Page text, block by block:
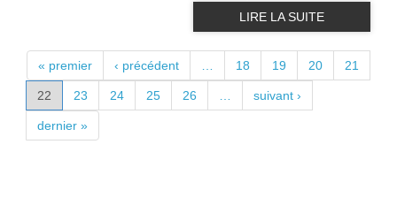
LIRE LA SUITE
PAGES
« premier ‹ précédent 18 19 20 21
22 23 24 25 26 suivant ›
dernier »